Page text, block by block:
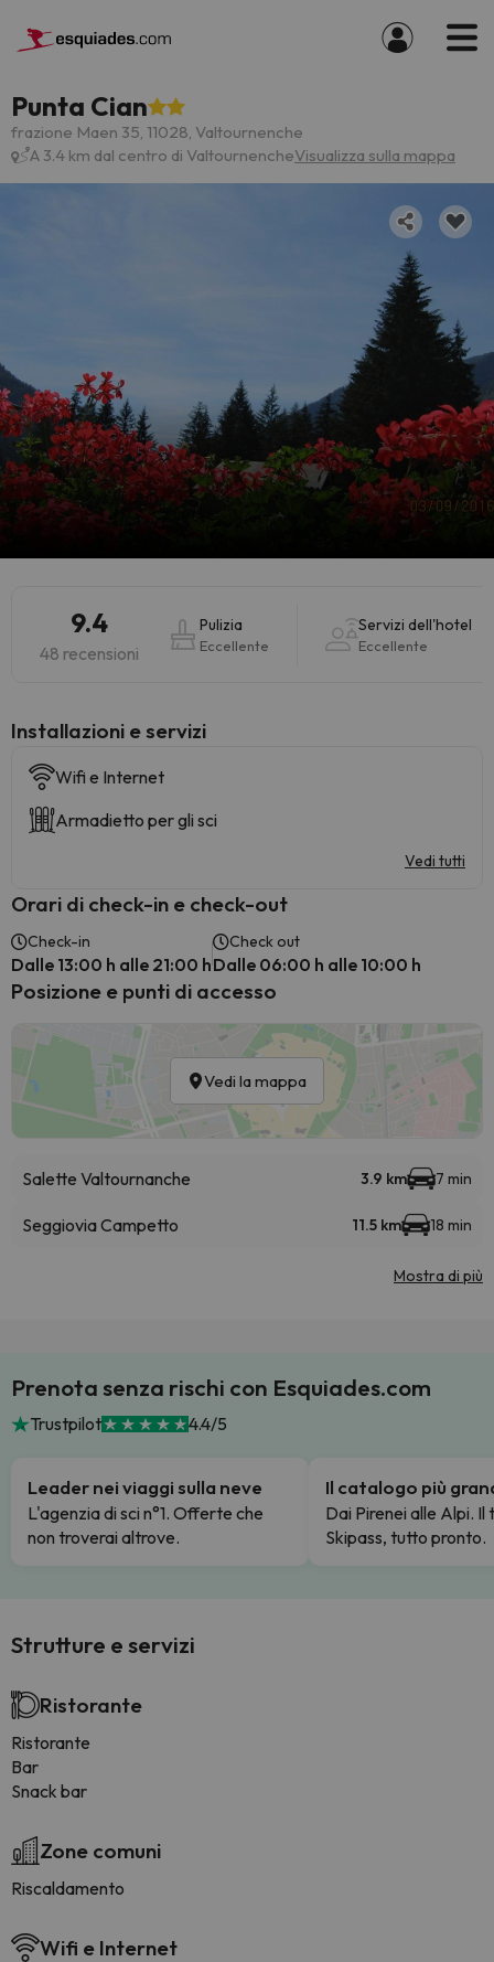
Punta Cian
frazione Maen 35, 11028, Valtournenche
A 3.4 km dal centro di ValtournencheVisualizza sulla mappa
9.4
48 recensioni
Pulizia
Eccellente
Servizi dell'hotel
Eccellente
Installazioni e servizi
Wifi e Internet
Armadietto per gli sci
Vedi tutti
Orari di check-in e check-out
Check-in
Dalle 13:00 h alle 21:00 h
Check out
Dalle 06:00 h alle 10:00 h
Posizione e punti di accesso
Vedi la mappa
Salette Valtournanche 3.9 km 7 min
Seggiovia Campetto 11.5 km 18 min
Mostra di più
Prenota senza rischi con Esquiades.com
Trustpilot 4.4/5
Leader nei viaggi sulla neve
L'agenzia di sci n°1. Offerte che
non troverai altrove.
Il catalogo più
Dai Pirenei alle Alpi. Il
Skipass, tutto pronto.
Strutture e servizi
Ristorante
Ristorante
Bar
Snack bar
Zone comuni
Riscaldamento
Wifi e Internet